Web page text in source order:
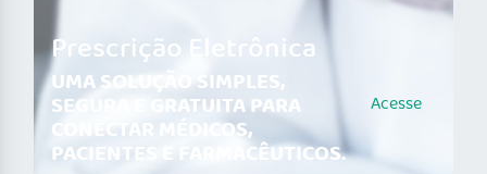
Prescrição Eletrônica
UMA SOLUÇÃO SIMPLES,
SEGURA E GRATUITA PARA
CONECTAR MÉDICOS,
PACIENTES E FARMACÊUTICOS.
Acesse